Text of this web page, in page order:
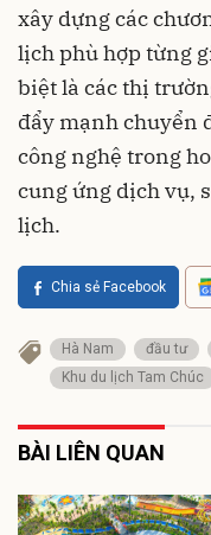
xây dựng các
lịch phù hợp từng
biệt là các thị
đẩy mạnh chuyển
công nghệ trong
cung ứng dịch vụ,
lịch.
Chia sẻ Facebook
Hà Nam đầu tư
Khu du lịch Tam Chúc
BÀI LIÊN QUAN